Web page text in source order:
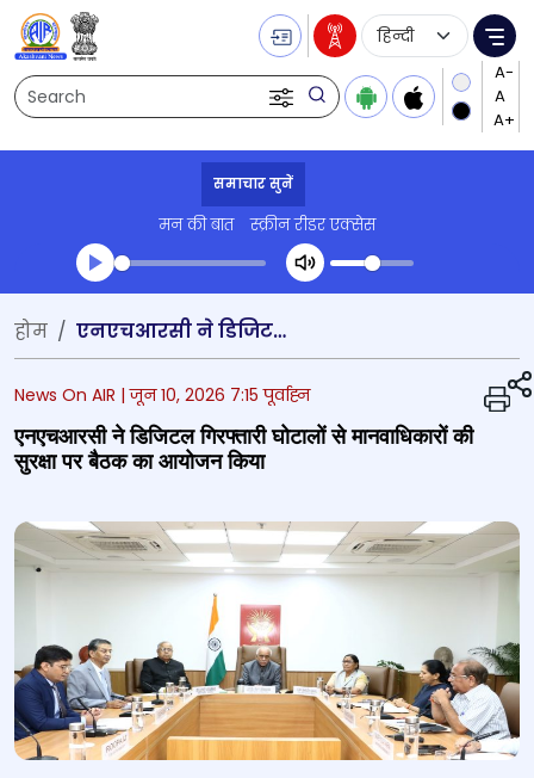
Search
Language
समाचार सुनें
मन की बात स्क्रीन रीडर एक्सेस
Transcript summary
प्ले ऑडियो
होम एनएचआरसी ने डिजिटल गिरफ्तारी घोटालों से मानवाधिकारों की सुरक्षा पर बैठक का आयोजन किया
News On AIR |जून 10, 2026 7:15 पूर्वाह्न
एनएचआरसी ने डिजिटल गिरफ्तारी घोटालों से मानवाधिकारों की
सुरक्षा पर बैठक का आयोजन किया